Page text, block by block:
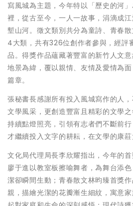
寫風城為主題，今年特以「歷史的河
裡，從古至今，一人一故事，涓滴成
塹山河。徵文類別共分為童詩、青春
4大類，共有326位創作者參與，經評
品。得獎作品蘊藏著豐富的新竹人文
地景為緯，覆以親情、友情及愛情為
篇章。
張秘書長感謝所有投入風城寫作的人
文學風采，更創造豐富且精彩的文學
持續點燈照亮，引領有志者們不斷前
才繼續投入文字的耕耘，在文學的康莊
文化局代理局長李欣耀指出，今年的
廖于進以教室板擦喻舞者，為舞台添
潔卻瞬間生動；青春散文林昀臻首獎
親，描繪光潔的花瓣漸生細紋，寓意